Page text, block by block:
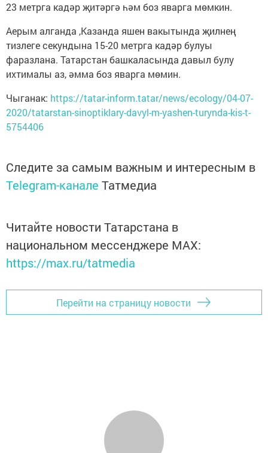
23 метрга кадәр җитәргә һәм боз яварга мөмкин.
Аерым алганда ,Казанда яшен вакытында җилнең
тизлеге секундына 15-20 метрга кадәр булуы
фаразлана. Татарстан башкаласында давыл булу
ихтималы аз, әмма боз яварга мөмин.
Чыганак: https://tatar-inform.tatar/news/ecology/04-07-
2020/tatarstan-sinoptiklary-davyl-m-yashen-turynda-kis-t-
5754406
Следите за самым важным и интересным в
Telegram-канале Татмедиа
Читайте новости Татарстана в
национальном мессенджере MАХ:
https://max.ru/tatmedia
Перейти на страницу новости